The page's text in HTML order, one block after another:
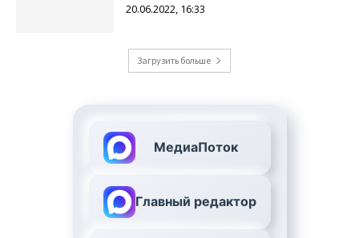
20.06.2022, 16:33
Загрузить больше
МедиаПоток
Главный редактор